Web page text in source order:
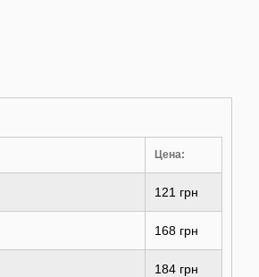
Цена:
121 грн
168 грн
184 грн